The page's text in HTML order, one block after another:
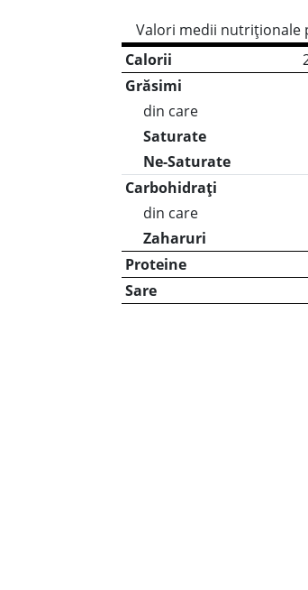
Valori medii nutriționale
Calorii
Grăsimi
din care
Saturate
Ne-Saturate
Carbohidrați
din care
Zaharuri
Proteine
Sare